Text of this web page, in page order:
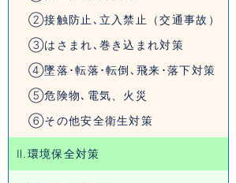
②接触防止､立入禁止（交通事故）
③はさまれ､巻き込まれ対策
④墜落･転落･転倒､飛来･落下対策
⑤危険物､電気、火災
⑥その他安全衛生対策
Ⅱ.環境保全対策